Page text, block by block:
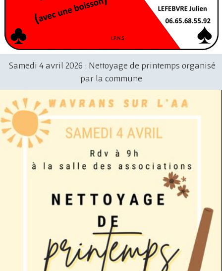
Samedi 4 avril 2026 : Nettoyage de printemps organisé
par la commune